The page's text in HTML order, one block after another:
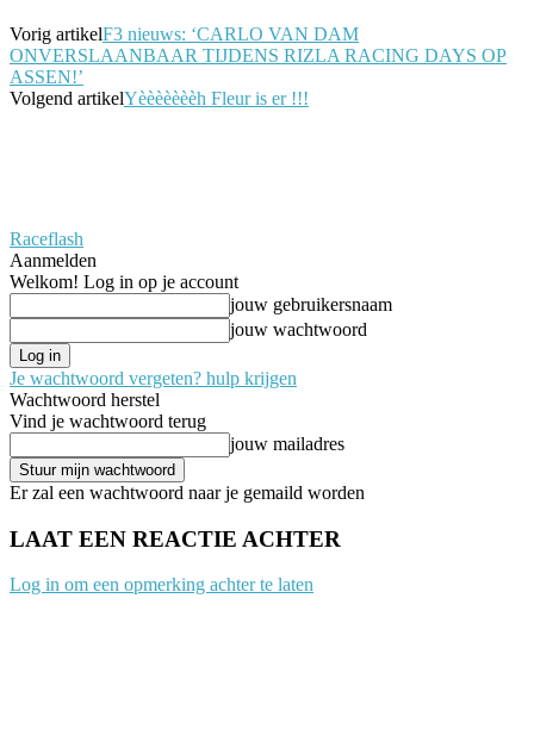
Vorig artikelF3 nieuws: ‘CARLO VAN DAM
ONVERSLAANBAAR TIJDENS RIZLA RACING DAYS OP
ASSEN!’
Volgend artikelYèèèèèèèh Fleur is er !!!
Raceflash
Aanmelden
Welkom! Log in op je account
jouw gebruikersnaam
jouw wachtwoord
Je wachtwoord vergeten? hulp krijgen
Wachtwoord herstel
Vind je wachtwoord terug
jouw mailadres
Er zal een wachtwoord naar je gemaild worden
LAAT EEN REACTIE ACHTER
Log in om een opmerking achter te laten